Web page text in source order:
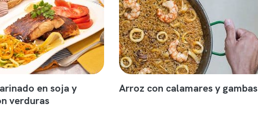
en soja y
verduras
Arroz con calamares y gambas